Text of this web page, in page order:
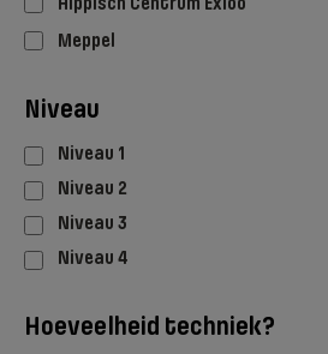
Meppel
Niveau
Niveau 1
Niveau 2
Niveau 3
Niveau 4
Hoeveelheid techniek?